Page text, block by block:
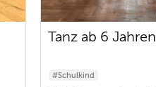
Tanz ab 6 Jahren
#Schulkind